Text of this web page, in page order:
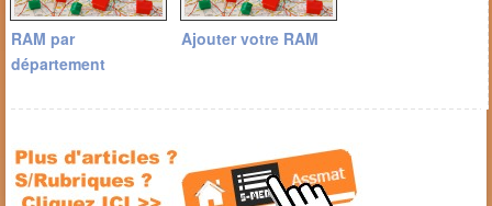
RAM par
département
Ajouter votre RAM